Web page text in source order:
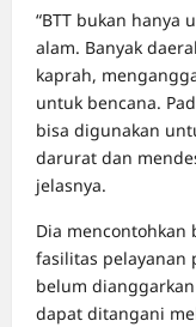
“BTT bukan hanya
alam. Banyak
kaprah,
untuk bencana.
bisa digunakan
darurat dan
jelasnya.
Dia mencontohkan
fasilitas pelayanan
belum
dapat ditangani